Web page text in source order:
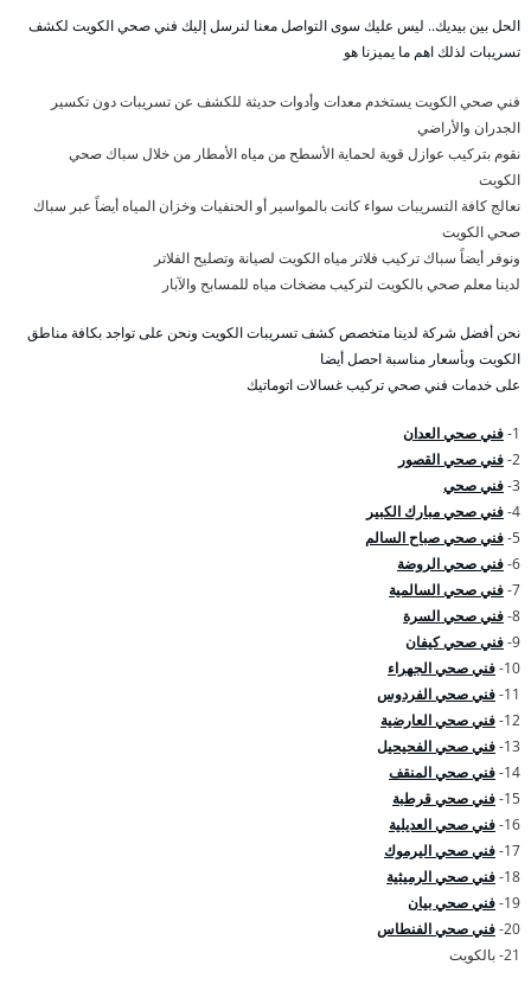
الحل بين بيديك.. ليس عليك سوى التواصل معنا لنرسل إليك فني صحي الكويت لكشف
تسريبات لذلك اهم ما يميزنا هو
فني صحي الكويت يستخدم معدات وأدوات حديثة للكشف عن تسريبات دون تكسير
الجدران والأراضي
نقوم بتركيب عوازل قوية لحماية الأسطح من مياه الأمطار من خلال سباك صحي
الكويت
نعالج كافة التسريبات سواء كانت بالمواسير أو الحنفيات وخزان المياه أيضاً عبر سباك
صحي الكويت
ونوفر أيضاً سباك تركيب فلاتر مياه الكويت لصيانة وتصليح الفلاتر
لدينا معلم صحي بالكويت لتركيب مضخات مياه للمسابح والآبار
نحن أفضل شركة لدينا متخصص كشف تسريبات الكويت ونحن على تواجد بكافة مناطق
الكويت وبأسعار مناسبة احصل أيضا
على خدمات فني صحي تركيب غسالات اتوماتيك
1- فني صحي العدان
2- فني صحي القصور
3- فني صحي
4- فني صحي مبارك الكبير
5- فني صحي صباح السالم
6- فني صحي الروضة
7- فني صحي السالمية
8- فني صحي السرة
9- فني صحي كيفان
10- فني صحي الجهراء
11- فني صحي الفردوس
12- فني صحي العارضية
13- فني صحي الفحيحيل
14- فني صحي المنقف
15- فني صحي قرطبة
16- فني صحي العديلية
17- فني صحي اليرموك
18- فني صحي الرميثية
19- فني صحي بيان
20- فني صحي الفنطاس
21- بالكويت